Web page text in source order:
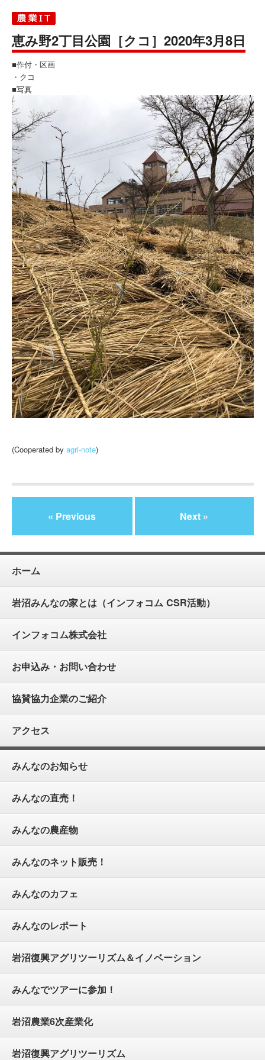
恵み野2丁目公園［クコ］2020年3月8日
■作付・区画
・クコ
■写真
(Cooperated by agri-note)
« Previous Next »
ホーム
岩沼みんなの家とは（インフォコム CSR活動）
インフォコム株式会社
お申込み・お問い合わせ
協賛協力企業のご紹介
アクセス
みんなのお知らせ
みんなの直売！
みんなの農産物
みんなのネット販売！
みんなのカフェ
みんなのレポート
岩沼復興アグリツーリズム＆イノベーション
みんなでツアーに参加！
岩沼農業6次産業化
岩沼復興アグリツーリズム